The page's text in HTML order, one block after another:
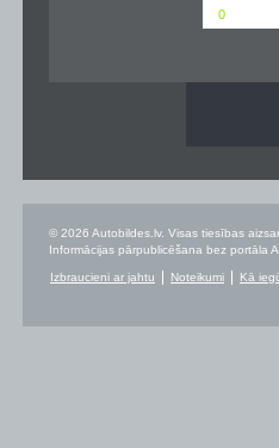
0
© 2026 Autobildes.lv. Visas tiesības
Informācijas pārpublicēšana bez portāla
Izbraucieni ar jahtu Noteikumi Kā